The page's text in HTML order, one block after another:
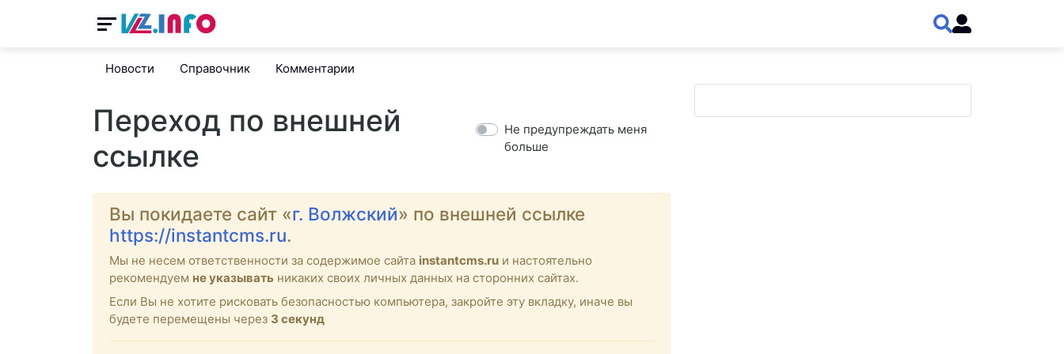
Новости Справочник Комментарии
Переход по внешней
ссылке
Не предупреждать меня
больше
Вы покидаете сайт «г. Волжский» по внешней ссылке
https://instantcms.ru.
Мы не несем ответственности за содержимое сайта instantcms.ru и настоятельно
рекомендуем не указывать никаких своих личных данных на сторонних сайтах.
Если Вы не хотите рисковать безопасностью компьютера, закройте эту вкладку, иначе вы
будете перемещены через 3 секунд